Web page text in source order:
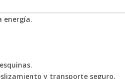
energía.
y transporte seguro.